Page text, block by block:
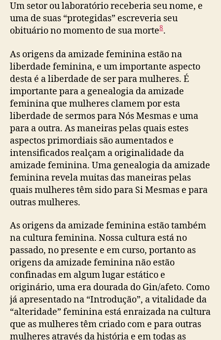
Um setor ou laboratório receberia seu nome, e
uma de suas “protegidas” escreveria seu
obituário no momento de sua morte8.
As origens da amizade feminina estão na
liberdade feminina, e um importante aspecto
desta é a liberdade de ser para mulheres. É
importante para a genealogia da amizade
feminina que mulheres clamem por esta
liberdade de sermos para Nós Mesmas e uma
para a outra. As maneiras pelas quais estes
aspectos primordiais são aumentados e
intensificados realçam a originalidade da
amizade feminina. Uma genealogia da amizade
feminina revela muitas das maneiras pelas
quais mulheres têm sido para Si Mesmas e para
outras mulheres.
As origens da amizade feminina estão também
na cultura feminina. Nossa cultura está no
passado, no presente e em curso, portanto as
origens da amizade feminina não estão
confinadas em algum lugar estático e
originário, uma era dourada do Gin/afeto. Como
já apresentado na “Introdução”, a vitalidade da
“alteridade” feminina está enraizada na cultura
que as mulheres têm criado com e para outras
mulheres através da história e em todas as